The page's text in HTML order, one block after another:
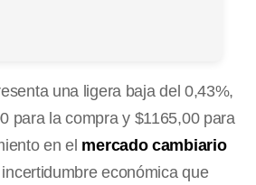
una ligera baja del 0,43%,
para la compra y $1165,00 para
en el mercado cambiario
económica que